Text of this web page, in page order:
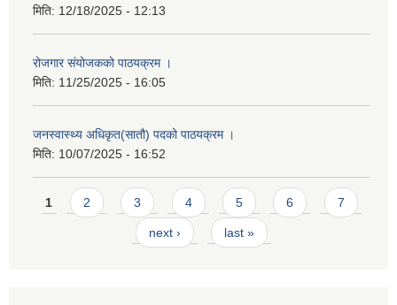
मिति: 12/18/2025 - 12:13
रोजगार संयोजकको पाठयक्रम ।
मिति: 11/25/2025 - 16:05
जनस्वास्थ्य अधिकृत(सातौ) पदको पाठयक्रम ।
मिति: 10/07/2025 - 16:52
Pages
1 2 3 4 5 6 7
next › last »